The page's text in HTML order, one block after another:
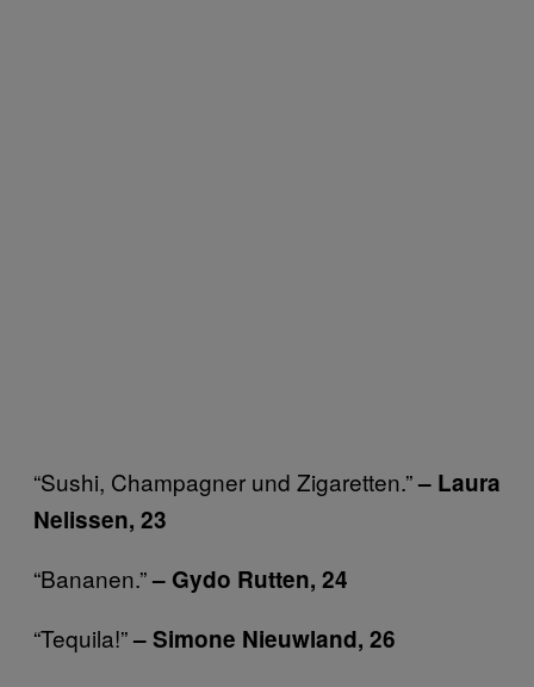
“Sushi, Champagner und Zigaretten.”– Laura
Nelissen, 23
“Bananen.”– Gydo Rutten, 24
“Tequila!”– Simone Nieuwland, 26